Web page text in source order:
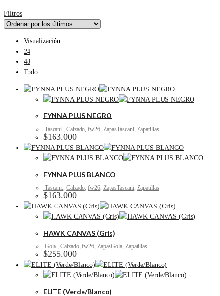
Filtros
Visualización:
24
48
Todo
FYNNA PLUS NEGRO
.Tascani., Calzado, fw26, ZapasTascani, Zapatillas
$163.000
FYNNA PLUS BLANCO
.Tascani., Calzado, fw26, ZapasTascani, Zapatillas
$163.000
HAWK CANVAS (Gris)
.Gola., Calzado, fw26, ZapasGola, Zapatillas
$255.000
ELITE (Verde/Blanco)